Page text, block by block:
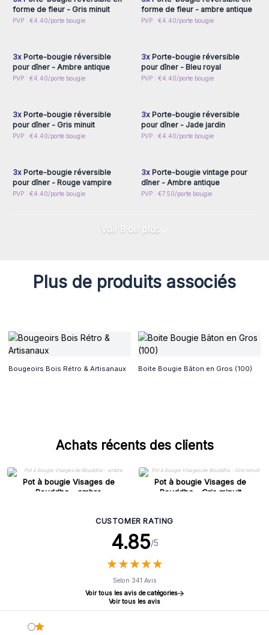
forme de fleur - Gris minuit
PVP : €4.40/porte bougie
forme de fleur - ambre antique
PVP : €4.40/porte bougie
Connectez-vous ou
3xPorte-bougie réversible
pour dîner - Ambre antique
PVP : €4.40/porte bougie
Connectez-vous ou
3xPorte-bougie réversible
pour dîner - Bleu royal
PVP : €4.40/porte bougie
Connectez-vous ou
3xPorte-bougie réversible
pour dîner - Gris minuit
PVP : €4.40/porte bougie
Connectez-vous ou
3xPorte-bougie réversible
pour dîner - Jade jardin
PVP : €4.40/porte bougie
Connectez-vous ou
3xPorte-bougie réversible
pour dîner - Rouge vampire
PVP : €4.40/porte bougie
Connectez-vous ou
3xPorte-bougie vintage pour
dîner - Ambre antique
PVP : €7.50/porte bougie
Voir 8 de plus
Plus de produits associés
Bougeoirs Bois Rétro & Artisanaux Boite Bougie Bâton en Gros (100)
Achats récents des clients
Pot à bougie Visages de
Bouddha - ambre
Pot à bougie Visages de
Bouddha - Gris minuit
CUSTOMER RATING
4.85/5
★★★★★
★★★★★
Selon 341 Avis
Voir tous les avis de catégories
Voir tous les avis